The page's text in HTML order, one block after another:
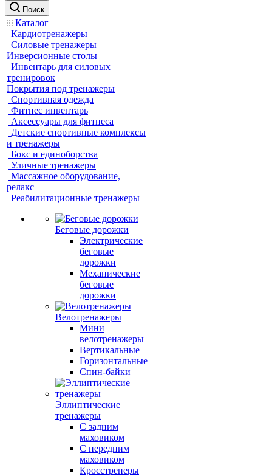
Поиск
Каталог
Кардиотренажеры
Силовые тренажеры
Инверсионные столы
Инвентарь для силовых
тренировок
Покрытия под тренажеры
Спортивная одежда
Фитнес инвентарь
Аксессуары для фитнеса
Детские спортивные комплексы
и тренажеры
Бокс и единоборства
Уличные тренажеры
Массажное оборудование,
релакс
Реабилитационные тренажеры
Беговые дорожки
Электрические
беговые
дорожки
Механические
беговые
дорожки
Велотренажеры
Мини
велотренажеры
Вертикальные
Горизонтальные
Спин-байки
Эллиптические
тренажеры
С задним
маховиком
С передним
маховиком
Кросстренеры